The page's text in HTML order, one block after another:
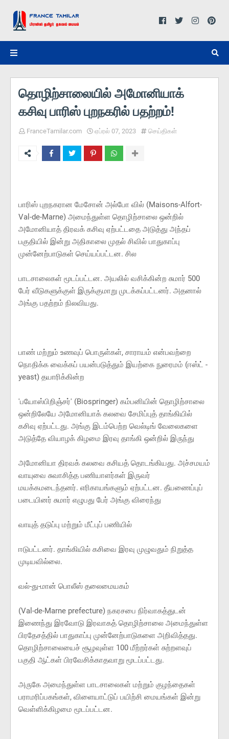
தொழிற்சாலையில் அமோனியாக்
கசிவு பாரிஸ் புறநகரில் பதற்றம்!
FranceTamilar.com ஏப்ரல் 07, 2023 செய்திகள்
பாரிஸ் புறநகரான மேசோன் அல்போ வில் (Maisons-Alfort-
Val-de-Marne) அமைந்துள்ள தொழிற்சாலை ஒன்றில்
அமோனியாத் திரவக் கசிவு ஏற்பட்டதை அடுத்து அந்தப்
பகுதியில் இன்று அதிகாலை முதல் சிவில் பாதுகாப்பு
முன்னேற்பாடுகள் செய்யப்பட்டன. சில
பாடசாலைகள் மூடப்பட்டன. அயலில் வசிக்கின்ற சுமார் 500
பேர் வீடுகளுக்குள் இருக்குமாறு முடக்கப்பட்டனர். அதனால்
அங்கு பதற்றம் நிலவியது.
பாண் மற்றும் உணவுப் பொருள்கள், சாராயம் என்பவற்றை
நொதிக்க வைக்கப் பயன்படுத்தும் இயற்கை நுரைமம் (ஈஸ்ட் -
yeast) தயாரிக்கின்ற
'பயோஸ்பிறிஞ்சர்' (Biospringer) கம்பனியின் தொழிற்சாலை
ஒன்றிலேயே அமோனியாக் கலவை சேமிப்புத் தாங்கியில்
கசிவு ஏற்பட்டது. அங்கு இடம்பெற்ற வெல்டிங் வேலைகளை
அடுத்தே வியாழக் கிழமை இரவு தாங்கி ஒன்றில் இருந்து
அமோனியா திரவக் கலவை கசியத் தொடங்கியது. அச்சமயம்
வாயுவை சுவாசித்த பணியாளர்கள் இருவர்
மயக்கமடைந்தனர். எரிகாயங்களும் ஏற்பட்டன. தீயணைப்புப்
படையினர் சுமார் எழுபது பேர் அங்கு விரைந்து
வாயுத் தடுப்பு மற்றும் மீட்புப் பணியில்
ஈடுபட்டனர். தாங்கியில் கசிவை இரவு முழுவதும் நிறுத்த
முடியவில்லை.
வல்-து-மான் பொலீஸ் தலைமையகம்
(Val-de-Marne prefecture) நகரசபை நிர்வாகத்துடன்
இணைந்து இரவோடு இரவாகத் தொழிற்சாலை அமைந்துள்ள
பிரதேசத்தில் பாதுகாப்பு முன்னேற்பாடுகளை அறிவித்தது.
தொழிற்சாலையைச் சூழவுள்ள 100 மீற்றர்கள் சுற்றளவுப்
பகுதி ஆட்கள் பிரவேசிக்காதவாறு மூடப்பட்டது.
அருகே அமைந்துள்ள பாடசாலைகள் மற்றும் குழந்தைகள்
பராமரிப்பகங்கள், விளையாட்டுப் பயிற்சி மையங்கள் இன்று
வெள்ளிக்கிழமை மூடப்பட்டன.